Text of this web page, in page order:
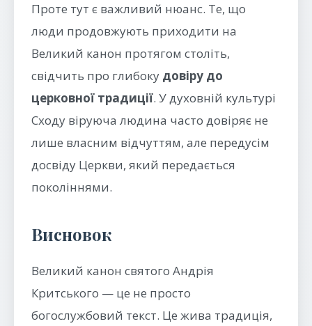
Проте тут є важливий нюанс. Те, що
люди продовжують приходити на
Великий канон протягом століть,
свідчить про глибоку довіру до
церковної традиції. У духовній культурі
Сходу віруюча людина часто довіряє не
лише власним відчуттям, але передусім
досвіду Церкви, який передається
поколіннями.
Висновок
Великий канон святого Андрія
Критського — це не просто
богослужбовий текст. Це жива традиція,